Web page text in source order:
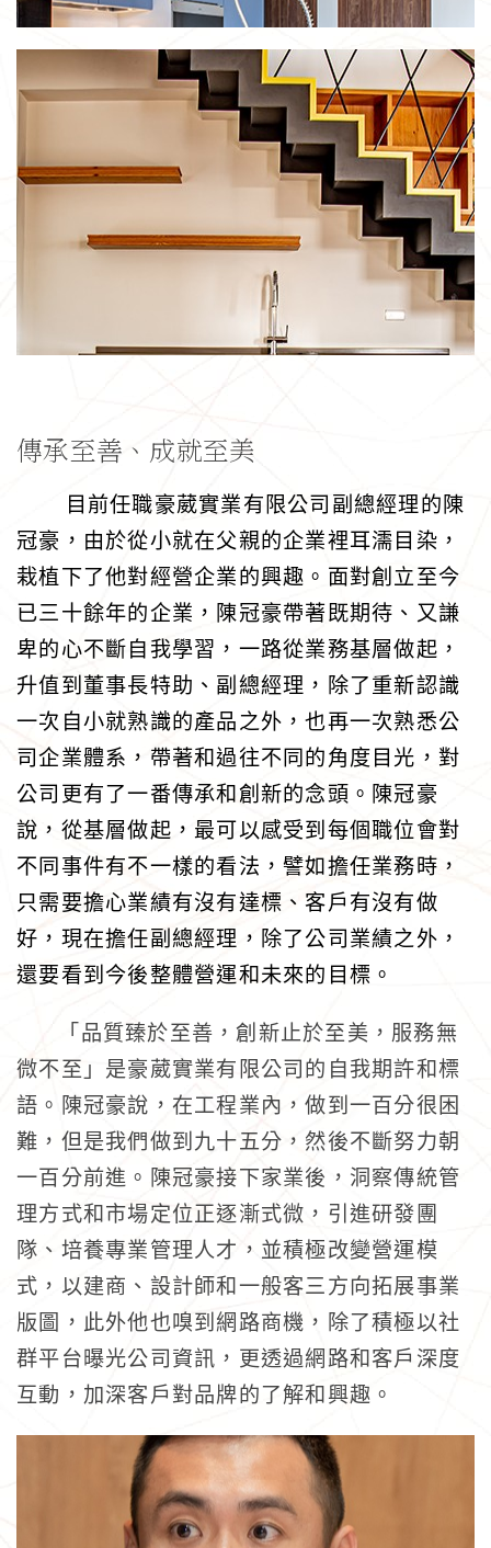
傳承至善、成就至美
目前任職豪葳實業有限公司副總經理的陳
冠豪，由於從小就在父親的企業裡耳濡目染，
栽植下了他對經營企業的興趣。面對創立至今
已三十餘年的企業，陳冠豪帶著既期待、又謙
卑的心不斷自我學習，一路從業務基層做起，
升值到董事長特助、副總經理，除了重新認識
一次自小就熟識的產品之外，也再一次熟悉公
司企業體系，帶著和過往不同的角度目光，對
公司更有了一番傳承和創新的念頭。陳冠豪
說，從基層做起，最可以感受到每個職位會對
不同事件有不一樣的看法，譬如擔任業務時，
只需要擔心業績有沒有達標、客戶有沒有做
好，現在擔任副總經理，除了公司業績之外，
還要看到今後整體營運和未來的目標。
「品質臻於至善，創新止於至美，服務無
微不至」是豪葳實業有限公司的自我期許和標
語。陳冠豪說，在工程業內，做到一百分很困
難，但是我們做到九十五分，然後不斷努力朝
一百分前進。陳冠豪接下家業後，洞察傳統管
理方式和市場定位正逐漸式微，引進研發團
隊、培養專業管理人才，並積極改變營運模
式，以建商、設計師和一般客三方向拓展事業
版圖，此外他也嗅到網路商機，除了積極以社
群平台曝光公司資訊，更透過網路和客戶深度
互動，加深客戶對品牌的了解和興趣。